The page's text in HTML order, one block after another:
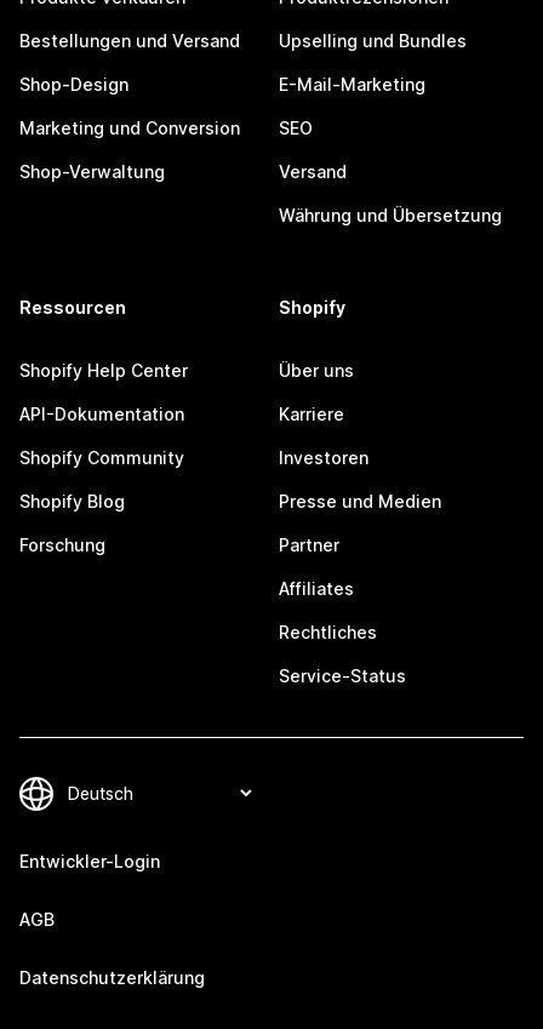
Bestellungen und Versand
Shop-Design
Marketing und Conversion
Shop-Verwaltung
Upselling und Bundles
E-Mail-Marketing
SEO
Versand
Währung und Übersetzung
Ressourcen
Shopify Help Center
API-Dokumentation
Shopify Community
Shopify Blog
Forschung
Shopify
Über uns
Karriere
Investoren
Presse und Medien
Partner
Affiliates
Rechtliches
Service-Status
Entwickler-Login
AGB
Datenschutzerklärung